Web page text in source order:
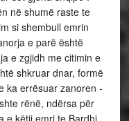
në shumë raste te
si shembull emrin
e parë është
e zgjidh me citimin e
shkruar dnar, formë
ka errësuar zanoren -
rënë, ndërsa për
e këtij emri te Bardhi